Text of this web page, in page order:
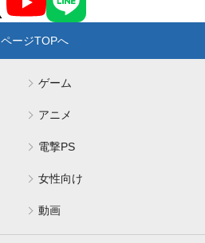
ページTOPへ
ゲーム
アニメ
電撃PS
女性向け
動画